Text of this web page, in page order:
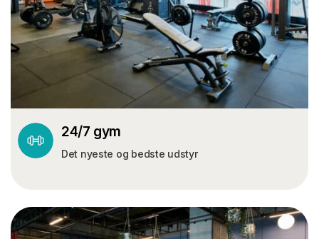
24/7 gym
Det nyeste og bedste udstyr